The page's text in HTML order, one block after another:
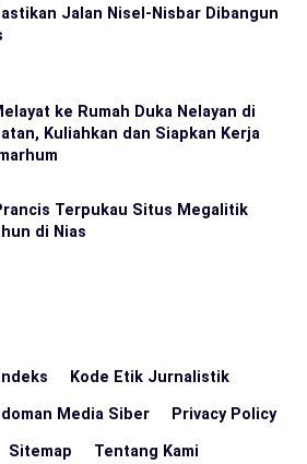
Jalan Nisel-Nisbar Dibangun
ke Rumah Duka Nelayan di
Kuliahkan dan Siapkan Kerja
Terpukau Situs Megalitik
di Nias
Indeks Kode Etik Jurnalistik
Media Siber Privacy Policy
Sitemap Tentang Kami